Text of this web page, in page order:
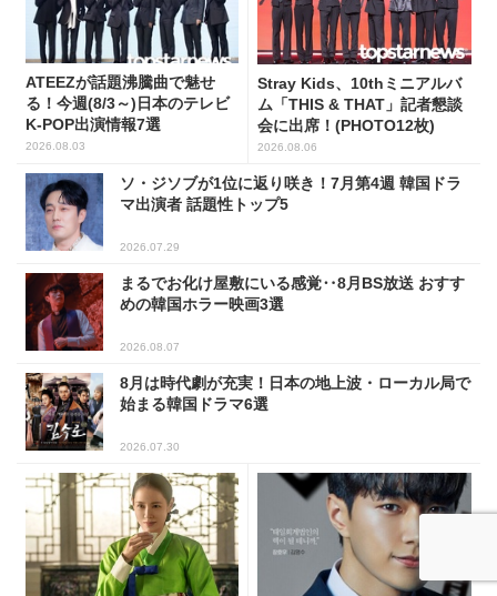
ATEEZが話題沸騰曲で魅せ
る！今週(8/3～)日本のテレビ
K-POP出演情報7選
2026.08.03
Stray Kids、10thミニアルバ
ム「THIS & THAT」記者懇談
会に出席！(PHOTO12枚)
2026.08.06
ソ・ジソブが1位に返り咲き！7月第4週 韓国ドラ
マ出演者 話題性トップ5
2026.07.29
まるでお化け屋敷にいる感覚‥8月BS放送 おすす
めの韓国ホラー映画3選
2026.08.07
8月は時代劇が充実！日本の地上波・ローカル局で
始まる韓国ドラマ6選
2026.07.30